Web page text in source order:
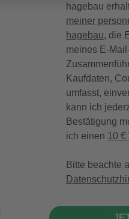
hagebau
meiner
hagebau, die
meines E-
Kaufdaten,
umfasst,
kann ich
Bestätigung
ich einen 10 €
Bitte beachte